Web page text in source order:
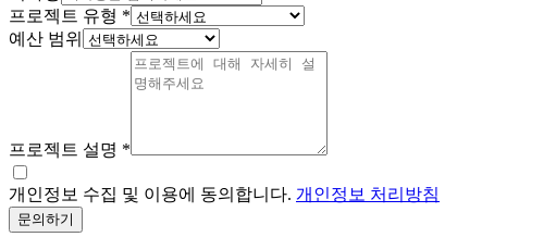
프로젝트 유형 *
예산 범위
프로젝트 설명 *
개인정보 수집 및 이용에 동의합니다. 개인정보 처리방침
문의하기